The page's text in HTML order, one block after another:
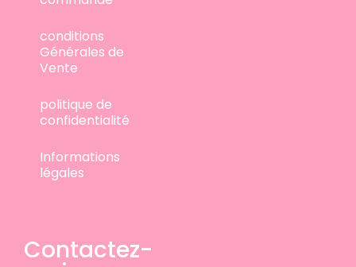
conditions
Générales de
Vente
politique de
confidentialité
Informations
légales
Contactez-